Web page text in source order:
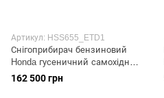
Артикул: HSS655_ETD1
Снігоприбирач бензиновий
Honda гусеничний самохідний
HSS655 ETD1 (HSS655_ETD1)
162 500 грн